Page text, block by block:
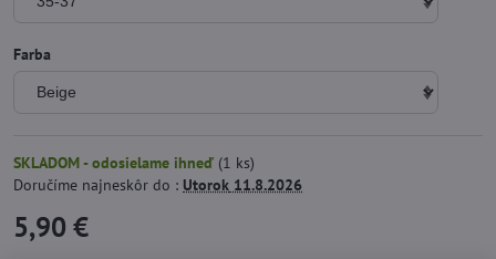
Farba
SKLADOM - odosielame ihneď (1 ks)
Doručíme najneskôr do : Utorok 11.8.2026
5,90 €